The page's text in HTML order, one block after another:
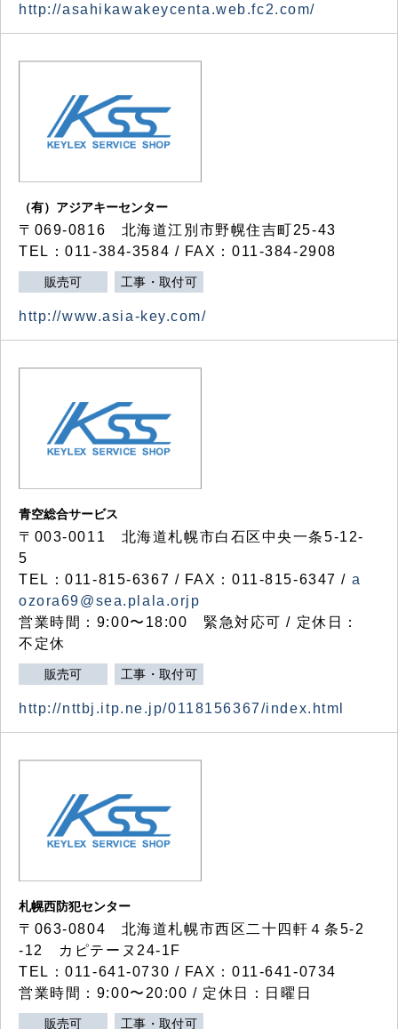
http://asahikawakeycenta.web.fc2.com/
（有）アジアキーセンター
〒069-0816 北海道江別市野幌住吉町25-43
TEL：011-384-3584 / FAX：011-384-2908
販売可 工事・取付可
http://www.asia-key.com/
青空総合サービス
〒003-0011 北海道札幌市白石区中央一条5-12-
5
TEL：011-815-6367 / FAX：011-815-6347 / a
ozora69@sea.plala.orjp
営業時間：9:00〜18:00 緊急対応可 / 定休日：
不定休
販売可 工事・取付可
http://nttbj.itp.ne.jp/0118156367/index.html
札幌西防犯センター
〒063-0804 北海道札幌市西区二十四軒４条5-2
-12 カピテーヌ24-1F
TEL：011-641-0730 / FAX：011-641-0734
営業時間：9:00〜20:00 / 定休日：日曜日
販売可 工事・取付可